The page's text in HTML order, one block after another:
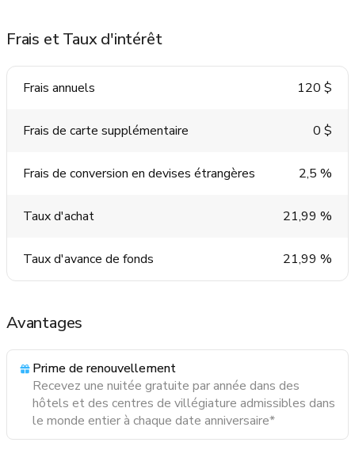
Frais et Taux d'intérêt
Frais annuels 120 $
Frais de carte supplémentaire 0 $
Frais de conversion en devises étrangères 2,5 %
Taux d'achat 21,99 %
Taux d'avance de fonds 21,99 %
Avantages
Prime de renouvellement
Recevez une nuitée gratuite par année dans des
hôtels et des centres de villégiature admissibles dans
le monde entier à chaque date anniversaire*